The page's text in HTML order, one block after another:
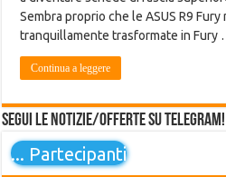
Sembra proprio che le ASUS R9
tranquillamente trasformate in Fury
Continua a leggere
Segui le notizie/offerte su Telegram!
... Partecipanti